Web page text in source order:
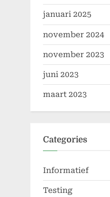
januari 2025
november 2024
november 2023
juni 2023
maart 2023
Categories
Informatief
Testing